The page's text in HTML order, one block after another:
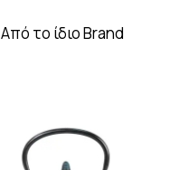
Από το ίδιο Brand